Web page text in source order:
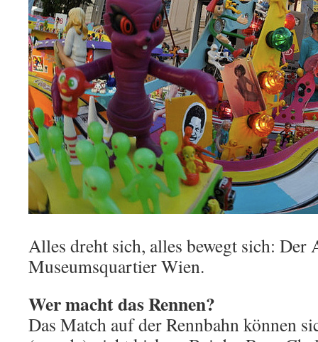
Alles dreht sich, alles bewegt sich: Der
Museumsquartier Wien.
Wer macht das Rennen?
Das Match auf der Rennbahn können